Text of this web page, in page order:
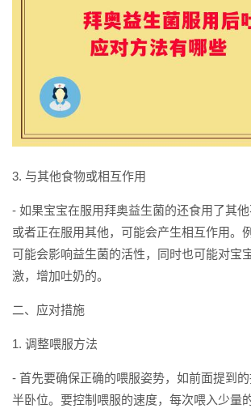
3. 与其他食物或相互作用
- 如果宝宝在服用拜奥益生菌的还食用了其他
或者正在服用其他，可能会产生相互作用。
可能会影响益生菌的活性，同时也可能对宝
激，增加吐奶的。
二、应对措施
1. 调整喂服方法
- 首先要确保正确的喂服姿势，如前面提到
半卧位。要控制喂服的速度，每次喂入少量